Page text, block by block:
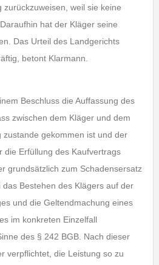
zurückzuweisen, weil sie keine
hat der Kläger seine
Das Urteil des Landgerichts
betont Klarmann.
Beschluss die Auffassung des
zwischen dem Kläger und dem
zustande gekommen ist und der
die Erfüllung des Kaufvertrags
grundsätzlich zum Schadensersatz
Bestehen des Klägers auf der
und die Geltendmachung eines
im konkreten Einzelfall
des § 242 BGB. Nach dieser
verpflichtet, die Leistung so zu